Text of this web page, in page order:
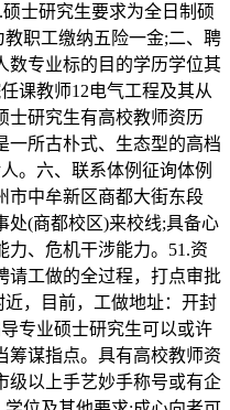
士研究生要求为全日制硕
职工缴纳五险一金;二、聘
数专业标的目的学历学位其
课教师12电气工程及其从
士研究生有高校教师资历
一所古朴式、生态型的高档
。六、联系体例征询体例
市中牟新区商都大街东段
处(商都校区)来校线;具备心
力、危机干涉能力。51.资
请工做的全过程，打点审批
，目前，工做地址：开封
专业硕士研究生可以或许
筹谋指点。具有高校教师资
级以上手艺妙手称号或有企